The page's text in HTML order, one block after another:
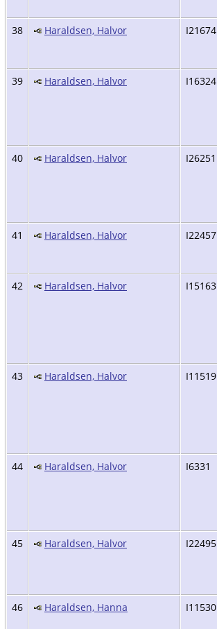
38 Haraldsen, Halvor I21674
39 Haraldsen, Halvor I16324
40 Haraldsen, Halvor I26251
41 Haraldsen, Halvor I22457
42 Haraldsen, Halvor I15163
43 Haraldsen, Halvor I11519
44 Haraldsen, Halvor I6331
45 Haraldsen, Halvor I22495
46 Haraldsen, Hanna I11530